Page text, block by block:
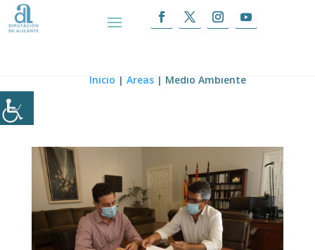
Inicio |Áreas | Medio Ambiente